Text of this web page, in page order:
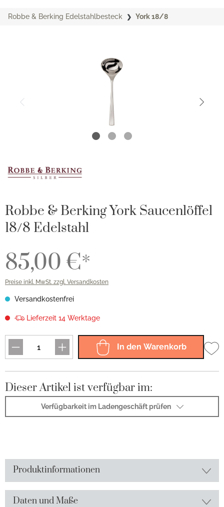
Robbe & Berking Edelstahlbesteck York 18/8
Robbe & Berking York Saucenlöffel
18/8 Edelstahl
85,00 €*
Preise inkl. MwSt. zzgl. Versandkosten
Versandkostenfrei
Lieferzeit 14 Werktage
In den Warenkorb
Dieser Artikel ist verfügbar im:
Verfügbarkeit im Ladengeschäft prüfen
Produktinformationen
Daten und Maße